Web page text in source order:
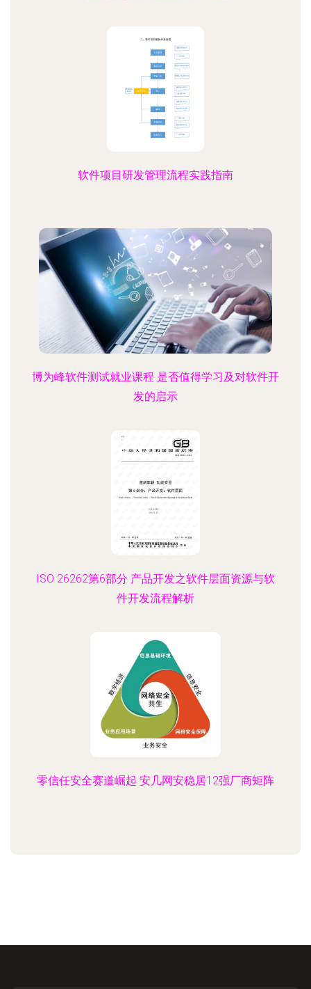
软件项目研发管理流程实践指南
博为峰软件测试就业课程 是否值得学习及对软件开
发的启示
ISO 26262第6部分 产品开发之软件层面资源与软
件开发流程解析
零信任安全赛道崛起 安几网安稳居12强厂商矩阵